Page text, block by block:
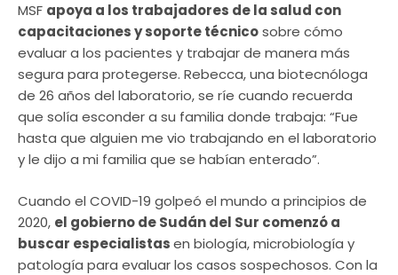
MSF apoya a los trabajadores de la salud con
capacitaciones y soporte técnicosobre cómo
evaluar a los pacientes y trabajar de manera más
segura para protegerse. Rebecca, una biotecnóloga
de 26 años del laboratorio, se ríe cuando recuerda
que solía esconder a su familia donde trabaja: “Fue
hasta que alguien me vio trabajando en el laboratorio
y le dijo a mi familia que se habían enterado”.
Cuando el COVID-19 golpeó el mundo a principios de
2020, el gobierno de Sudán del Sur comenzó a
buscar especialistasen biología, microbiología y
patología para evaluar los casos sospechosos. Con la